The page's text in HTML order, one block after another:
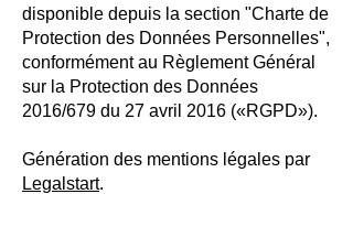
disponible depuis la section "Charte de
Protection des Données Personnelles",
conformément au Règlement Général
sur la Protection des Données
2016/679 du 27 avril 2016 («RGPD»).
Génération des mentions légales par
Legalstart.